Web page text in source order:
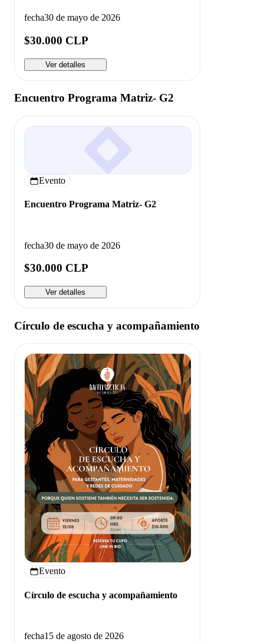
fecha30 de mayo de 2026
$30.000 CLP
Ver detalles
Encuentro Programa Matriz- G2
Evento
Encuentro Programa Matriz- G2
fecha30 de mayo de 2026
$30.000 CLP
Ver detalles
Círculo de escucha y acompañamiento
Evento
Círculo de escucha y acompañamiento
fecha15 de agosto de 2026